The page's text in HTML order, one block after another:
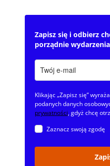
Zapisz się i odbierz
porządnie
Klikając „Zapisz się”
podanych danych
prywatności, gdyż chcę
Zaznacz swoją zgodę